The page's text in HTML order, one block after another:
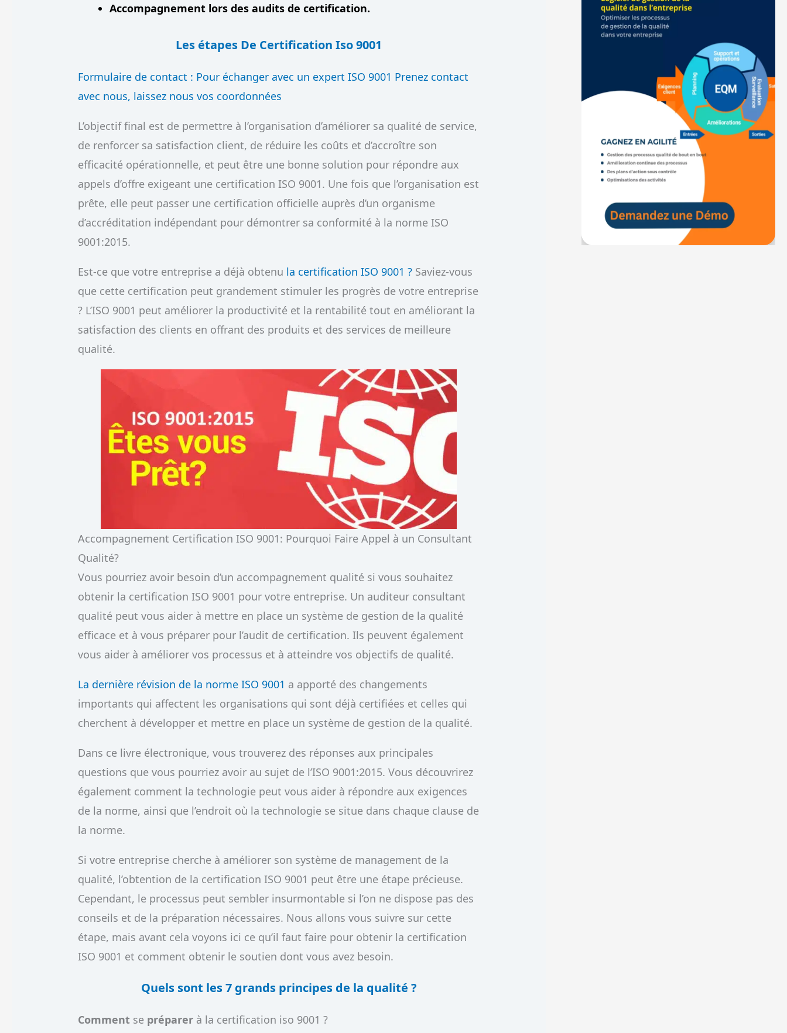
Accompagnement lors des audits de certification.
Les étapes De Certification Iso 9001
Formulaire de contact : Pour échanger avec un expert ISO 9001 Prenez contact
avec nous, laissez nous vos coordonnées
L’objectif final est de permettre à l’organisation d’améliorer sa qualité de service,
de renforcer sa satisfaction client, de réduire les coûts et d’accroître son
efficacité opérationnelle, et peut être une bonne solution pour répondre aux
appels d’offre exigeant une certification ISO 9001. Une fois que l’organisation est
prête, elle peut passer une certification officielle auprès d’un organisme
d’accréditation indépendant pour démontrer sa conformité à la norme ISO
9001:2015.
Est-ce que votre entreprise a déjà obtenu la certification ISO 9001 ? Saviez-vous
que cette certification peut grandement stimuler les progrès de votre entreprise
? L’ISO 9001 peut améliorer la productivité et la rentabilité tout en améliorant la
satisfaction des clients en offrant des produits et des services de meilleure
qualité.
Accompagnement Certification ISO 9001: Pourquoi Faire Appel à un Consultant
Qualité?
Vous pourriez avoir besoin d’un accompagnement qualité si vous souhaitez
obtenir la certification ISO 9001 pour votre entreprise. Un auditeur consultant
qualité peut vous aider à mettre en place un système de gestion de la qualité
efficace et à vous préparer pour l’audit de certification. Ils peuvent également
vous aider à améliorer vos processus et à atteindre vos objectifs de qualité.
La dernière révision de la norme ISO 9001 a apporté des changements
importants qui affectent les organisations qui sont déjà certifiées et celles qui
cherchent à développer et mettre en place un système de gestion de la qualité.
Dans ce livre électronique, vous trouverez des réponses aux principales
questions que vous pourriez avoir au sujet de l’ISO 9001:2015. Vous découvrirez
également comment la technologie peut vous aider à répondre aux exigences
de la norme, ainsi que l’endroit où la technologie se situe dans chaque clause de
la norme.
Si votre entreprise cherche à améliorer son système de management de la
qualité, l’obtention de la certification ISO 9001 peut être une étape précieuse.
Cependant, le processus peut sembler insurmontable si l’on ne dispose pas des
conseils et de la préparation nécessaires. Nous allons vous suivre sur cette
étape, mais avant cela voyons ici ce qu’il faut faire pour obtenir la certification
ISO 9001 et comment obtenir le soutien dont vous avez besoin.
Quelssont les7 grands principesde la qualité ?
Comment se préparer à la certification iso 9001 ?